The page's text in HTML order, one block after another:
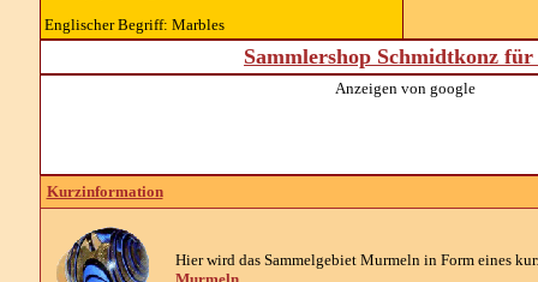
Englischer Begriff: Marbles
Sammlershop Schmidtkonz
Anzeigen von google
Kurzinformation
Hier wird das Sammelgebiet Murmeln in Form eines